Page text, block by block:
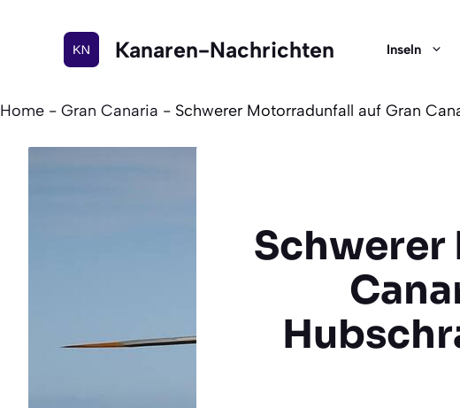
Kanaren-Nachrichten Inseln
Home - Gran Canaria - Schwerer Motorradunfall auf Gran
Schwerer